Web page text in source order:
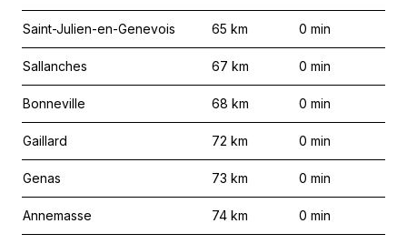
Saint-Julien-en-Genevois 65 km 0 min
Sallanches 67 km 0 min
Bonneville 68 km 0 min
Gaillard 72 km 0 min
Genas 73 km 0 min
Annemasse 74 km 0 min